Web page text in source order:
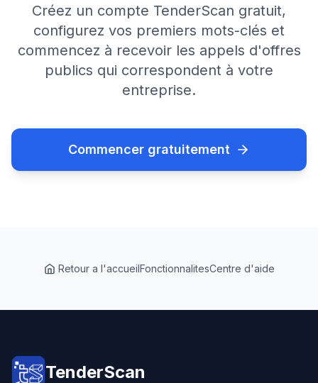
Créez un compte TenderScan gratuit,
configurez vos premiers mots-clés et
commencez à recevoir les appels d'offres
publics qui correspondent à votre
entreprise.
Commencer gratuitement
Retour a l'accueilFonctionnalitesCentre d'aide
TenderScan